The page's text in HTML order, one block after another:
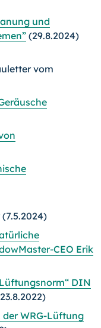
und
(29.8.2024)
vom
(7.5.2024)
CEO Erik
DIN
WRG-Lüftung